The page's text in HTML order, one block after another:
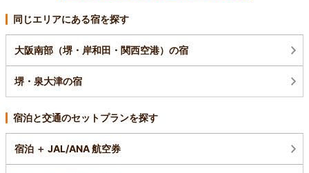
同じエリアにある宿を探す
大阪南部（堺・岸和田・関西空港）の宿
堺・泉大津の宿
宿泊と交通のセットプランを探す
宿泊 ＋ JAL/ANA 航空券